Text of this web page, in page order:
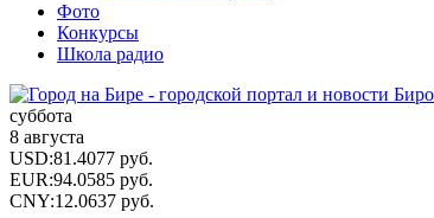
Фото
Конкурсы
Школа радио
суббота
8 августа
USD:81.4077 руб.
EUR:94.0585 руб.
CNY:12.0637 руб.